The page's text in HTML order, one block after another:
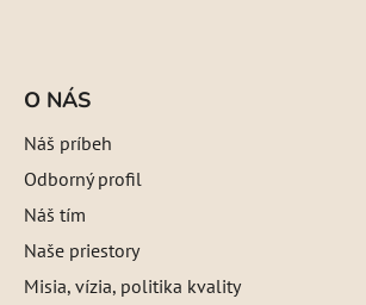
O NÁS
Náš príbeh
Odborný profil
Náš tím
Naše priestory
Misia, vízia, politika kvality